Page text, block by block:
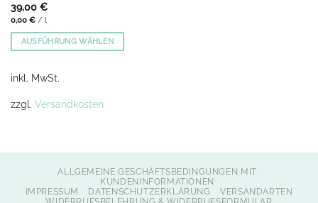
39,00 €
0,00 €/ l
AUSFÜHRUNG WÄHLEN
Produkt
mehrere
inkl. MwSt.
zzgl. Versandkosten
ALLGEMEINE GESCHÄFTSBEDINGUNGEN MIT
KUNDENINFORMATIONEN
IMPRESSUM
DATENSCHUTZERKLÄRUNG
VERSANDARTEN